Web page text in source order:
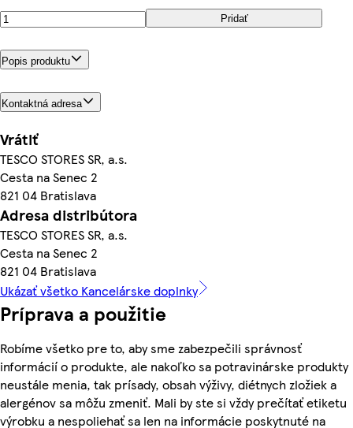
Pridať
Popis produktu
Kontaktná adresa
Vrátiť
TESCO STORES SR, a.s.
Cesta na Senec 2
821 04 Bratislava
Adresa distribútora
TESCO STORES SR, a.s.
Cesta na Senec 2
821 04 Bratislava
Ukázať všetko Kancelárske doplnky
Príprava a použitie
Robíme všetko pre to, aby sme zabezpečili správnosť
informácií o produkte, ale nakoľko sa potravinárske produkty
neustále menia, tak prísady, obsah výživy, diétnych zložiek a
alergénov sa môžu zmeniť. Mali by ste si vždy prečítať etiketu
výrobku a nespoliehať sa len na informácie poskytnuté na